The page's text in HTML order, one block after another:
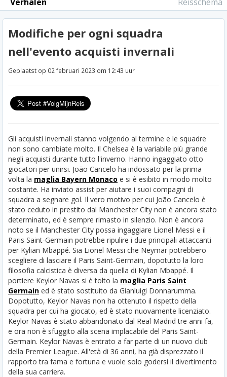
Modifiche per ogni squadra
nell'evento acquisti invernali
Geplaatst op 02 februari 2023 om 12:43 uur
Gli acquisti invernali stanno volgendo al termine e le squadre
non sono cambiate molto. Il Chelsea è la variabile più grande
negli acquisti durante tutto l'inverno. Hanno ingaggiato otto
giocatori per unirsi. João Cancelo ha indossato per la prima
volta la maglia Bayern Monaco e si è esibito in modo molto
costante. Ha inviato assist per aiutare i suoi compagni di
squadra a segnare gol. Il vero motivo per cui João Cancelo è
stato ceduto in prestito dal Manchester City non è ancora stato
determinato, ed è sempre rimasto in silenzio. Non è ancora
noto se il Manchester City possa ingaggiare Lionel Messi e il
Paris Saint-Germain potrebbe ripulire i due principali attaccanti
per Kylian Mbappé. Sia Lionel Messi che Neymar potrebbero
scegliere di lasciare il Paris Saint-Germain, dopotutto la loro
filosofia calcistica è diversa da quella di Kylian Mbappé. Il
portiere Keylor Navas si è tolto la maglia Paris Saint
Germain ed è stato sostituito da Gianluigi Donnarumma.
Dopotutto, Keylor Navas non ha ottenuto il rispetto della
squadra per cui ha giocato, ed è stato nuovamente licenziato.
Keylor Navas è stato abbandonato dal Real Madrid tre anni fa,
e ora non è sfuggito alla scena implacabile del Paris Saint-
Germain. Keylor Navas è entrato a far parte di un nuovo club
della Premier League. All'età di 36 anni, ha già disprezzato il
rapporto tra fama e fortuna e vuole solo godersi il divertimento
della sua carriera.